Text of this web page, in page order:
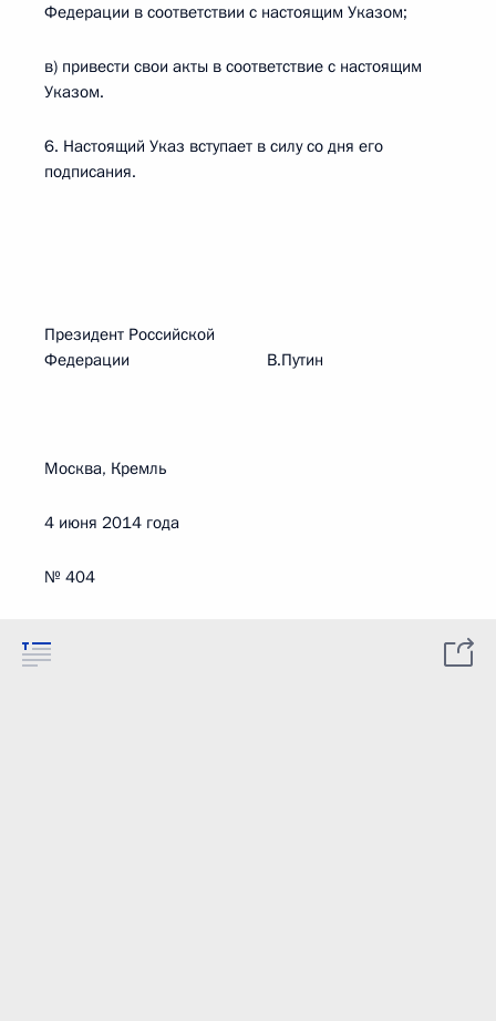
Федерации в соответствии с настоящим Указом;
в) привести свои акты в соответствие с настоящим
Указом.
6. Настоящий Указ вступает в силу со дня его
подписания.
Президент Российской
Федерации В.Путин
Москва, Кремль
4 июня 2014 года
№ 404